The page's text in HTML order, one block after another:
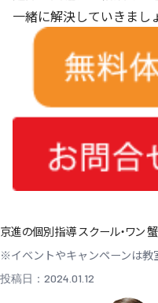
一緒に解決していきまし
京進の個別指導 スクール・ワン
※イベントやキャンペーンは教
投稿日：2024.01.12